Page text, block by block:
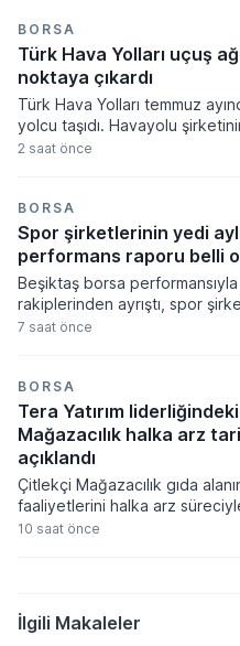
BORSA
Türk Hava Yolları uçuş
noktaya çıkardı
Türk Hava Yolları temmuz
yolcu taşıdı. Havayolu
sonuçlarına göre arz edilen
gelişim kaydetti.
2 saat önce
BORSA
Spor şirketlerinin yedi
performans raporu belli
Beşiktaş borsa performansıyla
rakiplerinden ayrıştı, spor
arasında yılın ilk yedi ayında
sergilediği ocak-temmuz
beyazlıların hisseleri yüzde
yükseliş kaydetti.
7 saat önce
BORSA
Tera Yatırım
Mağazacılık halka arz
açıklandı
Çitlekçi Mağazacılık gıda
faaliyetlerini halka arz
genişletirken, pay başına
Şirket 36 milyon 500 bin TL
872 milyon 550 bin TL
büyüklüğüne ulaşmayı
10 saat önce
İlgili Makaleler